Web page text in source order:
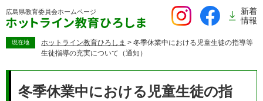
ー
広島県教育委員会ホームページ
新着
情報
現在地 ホットライン教育ひろしま > 冬季休業中における児童生徒の指導等
生徒指導の充実について（通知）
冬季休業中における児童生徒の指